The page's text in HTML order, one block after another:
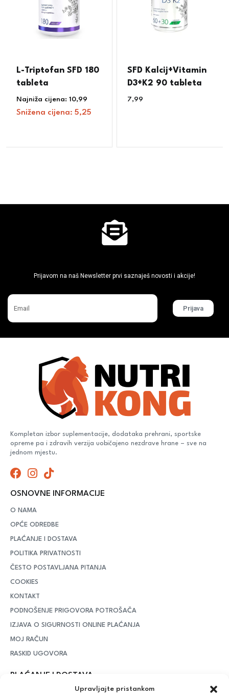
Upravljajte pristankom
L-Triptofan SFD 180
tableta
Najniža cijena:10,99
Snižena cijena:5,25
SFD Kalcij+Vitamin
D3+K2 90 tableta
7,99
Prijavom na naš Newsletter prvi saznaješ novosti i akcije!
Prijava
Kompletan izbor suplementacije, dodataka prehrani, sportske
opreme pa i zdravih verzija uobičajeno nezdrave hrane – sve na
jednom mjestu.
OSNOVNE INFORMACIJE
O NAMA
OPĆE ODREDBE
PLAĆANJE I DOSTAVA
POLITIKA PRIVATNOSTI
ČESTO POSTAVLJANA PITANJA
COOKIES
KONTAKT
PODNOŠENJE PRIGOVORA POTROŠAČA
IZJAVA O SIGURNOSTI ONLINE PLAĆANJA
MOJ RAČUN
RASKID UGOVORA
PLAĆANJE I DOSTAVA